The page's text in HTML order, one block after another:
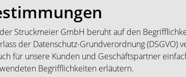
Struckmeier GmbH beruht auf den
der Datenschutz-Grundverordnung
für unsere Kunden und Geschäftspartner
Begrifflichkeiten erläutern.